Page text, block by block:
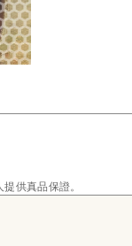
供真品保證。